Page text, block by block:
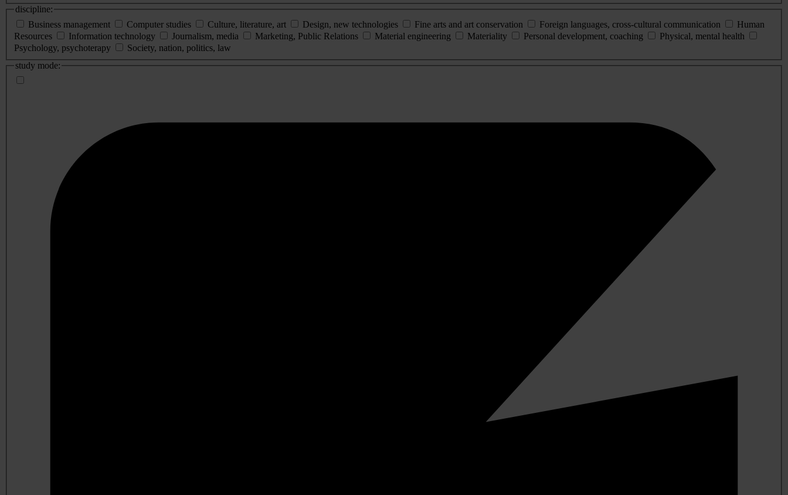
discipline:
Business management
Computer studies Culture, literature, art Design, new technologies Fine arts and art conservation Foreign languages, cross-cultural communication
Human
Resources
Information technology Journalism, media Marketing, Public Relations Material engineering Materiality Personal development, coaching
Physical, mental health
Psychology, psychoterapy
Society, nation, politics, law
study mode: